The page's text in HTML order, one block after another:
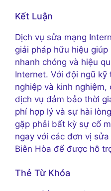
Kết Luận
Dịch vụ sửa mạng
giải pháp hữu hiệu
nhanh chóng và hiệu
Internet. Với đội ngũ kỹ
nghiệp và kinh
dịch vụ đảm bảo thời
phí hợp lý và sự hài
gặp phải bất kỳ sự cố
ngay với các đơn vị
Biên Hòa để được hỗ
Thẻ Từ Khóa